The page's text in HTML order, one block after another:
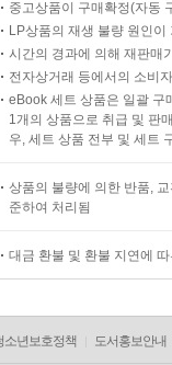
중고상품이 구매확정(자동
LP상품의 재생 불량 원인
시간의 경과에 의해 재판매
전자상거래 등에서의 소비
eBook 세트 상품은 일괄 구
1개의 상품으로 취급 및 판
우, 세트 상품 전부 및 세트
상품의 불량에 의한 반품,
준하여 처리됨
대금 환불 및 환불 지연에
소년보호정책 도서홍보안내